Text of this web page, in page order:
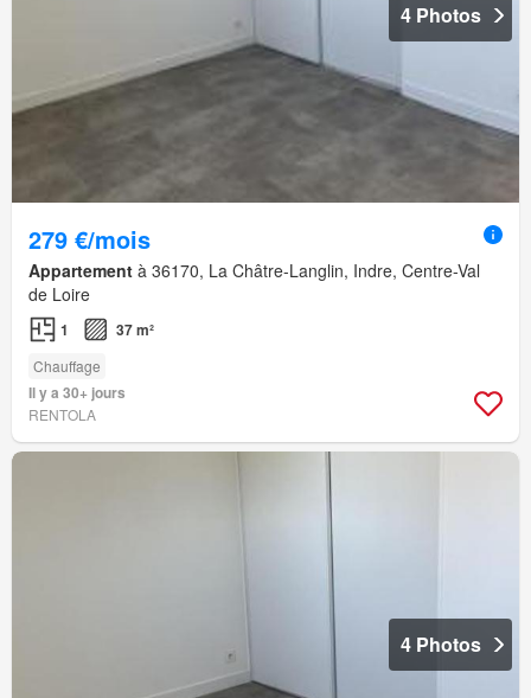
4 Photos
279 €/mois
Appartement à 36170, La Châtre-Langlin, Indre, Centre-Val
de Loire
1 37 m²
Chauffage
Il y a 30+ jours
RENTOLA
4 Photos